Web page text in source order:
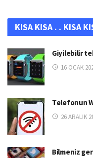
KISA KISA . . KISA
Giyilebilir
16 OCAK
Telefonun
26 ARALIK
Bilmeniz